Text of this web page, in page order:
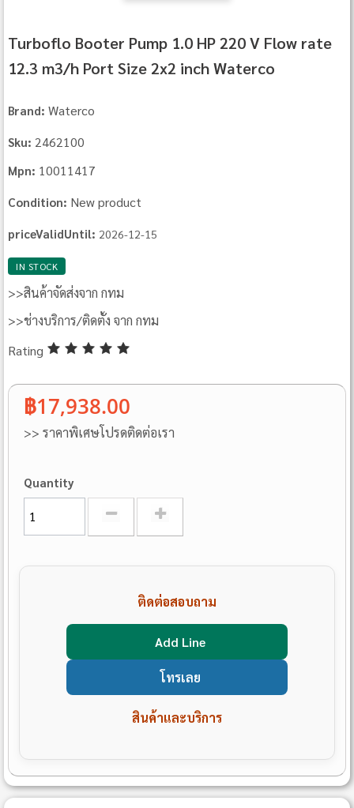
Turboflo Booter Pump 1.0 HP 220 V Flow rate
12.3 m3/h Port Size 2x2 inch Waterco
Brand: Waterco
Sku: 2462100
Mpn: 10011417
Condition: New product
priceValidUntil: 2026-12-15
IN STOCK
>>สินค้าจัดส่งจาก กทม
>>ช่างบริการ/ติดตั้ง จาก กทม
Rating
฿17,938.00
>> ราคาพิเศษโปรดติดต่อเรา
Quantity
ติดต่อสอบถาม
Add Line
โทรเลย
สินค้าและบริการ